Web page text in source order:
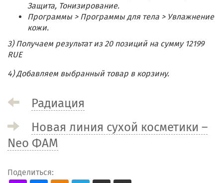
Защита, Тонизирование.
Программы > Программы для тела > Увлажнение
кожи.
3) Получаем результат из 20 позиций на сумму 12199
RUE
4) Добавляем выбранный товар в корзину.
Радиация
Новая линия сухой косметики –
Neo ФАМ
Поделиться: